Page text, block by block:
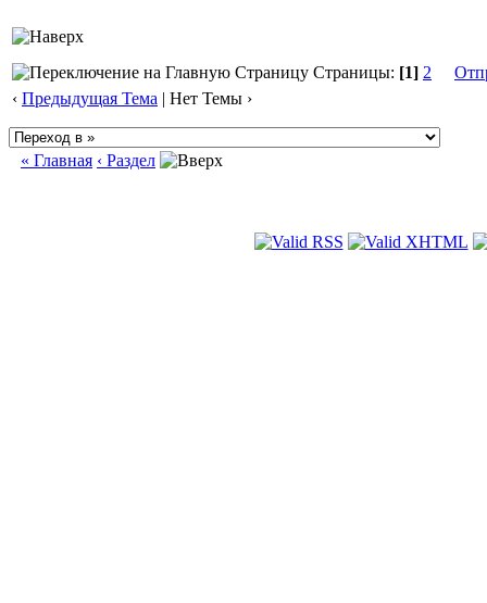
Страницы: [1] 2
‹ Предыдущая Тема | Нет Темы ›
« Главная ‹ Раздел